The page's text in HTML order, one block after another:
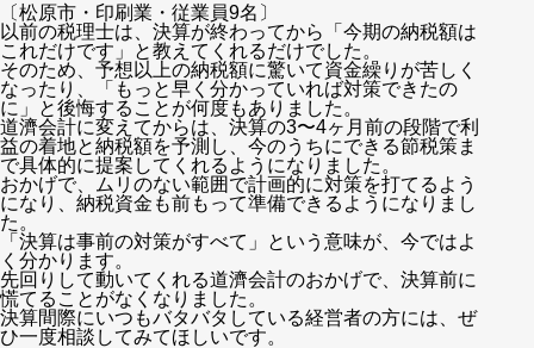
〔松原市・印刷業・従業員9名〕
以前の税理士は、決算が終わってから「今期の納税額は
これだけです」と教えてくれるだけでした。
そのため、予想以上の納税額に驚いて資金繰りが苦しく
なったり、「もっと早く分かっていれば対策できたの
に」と後悔することが何度もありました。
道濟会計に変えてからは、決算の3〜4ヶ月前の段階で利
益の着地と納税額を予測し、今のうちにできる節税策ま
で具体的に提案してくれるようになりました。
おかげで、ムリのない範囲で計画的に対策を打てるよう
になり、納税資金も前もって準備できるようになりまし
た。
「決算は事前の対策がすべて」という意味が、今ではよ
く分かります。
先回りして動いてくれる道濟会計のおかげで、決算前に
慌てることがなくなりました。
決算間際にいつもバタバタしている経営者の方には、ぜ
ひ一度相談してみてほしいです。